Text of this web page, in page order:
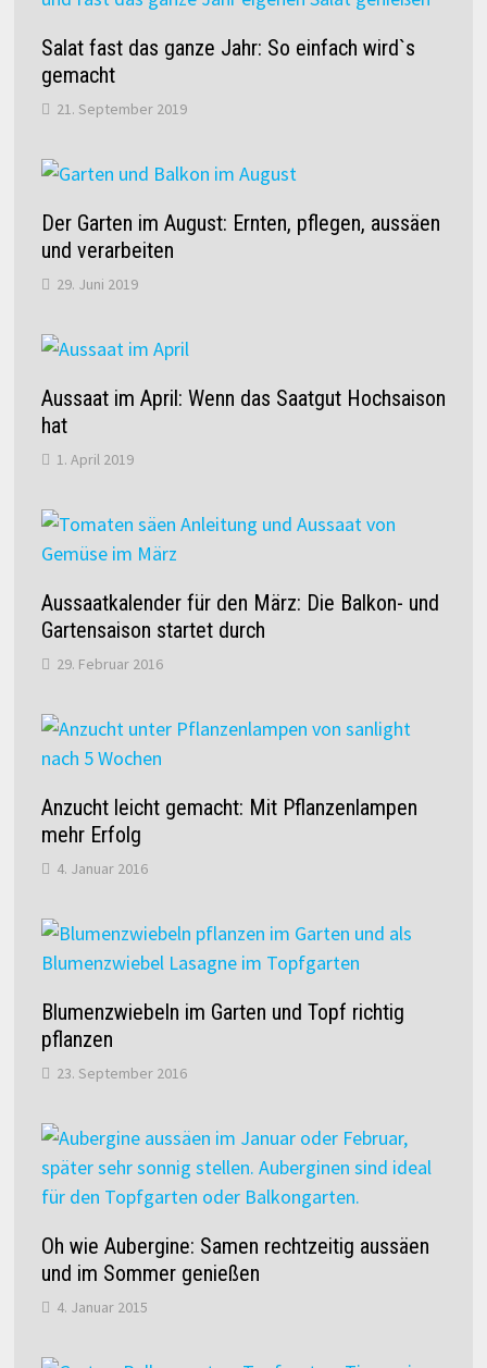
Salat fast das ganze Jahr: So einfach wird`s
gemacht
21. September 2019
Der Garten im August: Ernten, pflegen, aussäen
und verarbeiten
29. Juni 2019
Aussaat im April: Wenn das Saatgut Hochsaison
hat
1. April 2019
Aussaatkalender für den März: Die Balkon- und
Gartensaison startet durch
29. Februar 2016
Anzucht leicht gemacht: Mit Pflanzenlampen
mehr Erfolg
4. Januar 2016
Blumenzwiebeln im Garten und Topf richtig
pflanzen
23. September 2016
Oh wie Aubergine: Samen rechtzeitig aussäen
und im Sommer genießen
4. Januar 2015